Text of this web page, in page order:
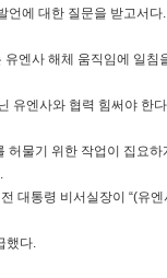
언에 대한 질문을 받고서다.
엔사 해체 움직임에 일침
유엔사와 협력 힘써야 한
허물기 위한 작업이 집요
대통령 비서실장이 “(유
했다.